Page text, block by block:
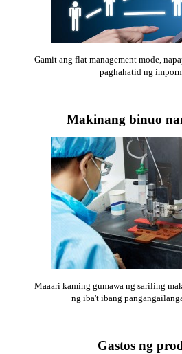
Gamit ang flat management mode,
paghahatid ng
Makinang binuo
Maaari kaming gumawa ng sariling
ng iba't ibang
Gastos ng